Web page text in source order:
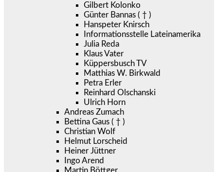
Gilbert Kolonko
Günter Bannas ( † )
Hanspeter Knirsch
Informationsstelle Lateinamerika
Julia Reda
Klaus Vater
Küppersbusch TV
Matthias W. Birkwald
Petra Erler
Reinhard Olschanski
Ulrich Horn
Andreas Zumach
Bettina Gaus ( † )
Christian Wolf
Helmut Lorscheid
Heiner Jüttner
Ingo Arend
Martin Böttger